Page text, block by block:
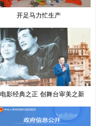
开足马力忙生产
影经典之正 创舞台审美之新